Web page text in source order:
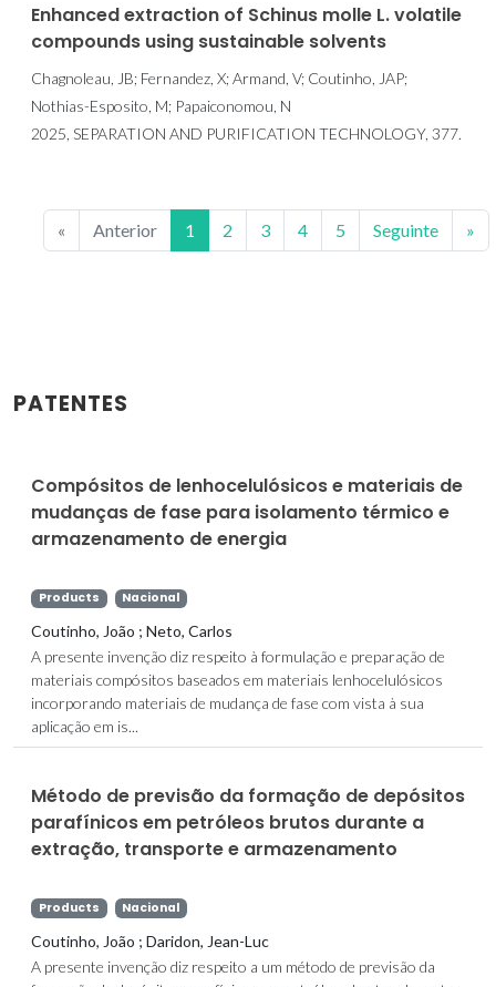
Enhanced extraction of Schinus molle L. volatile
compounds using sustainable solvents
Chagnoleau, JB; Fernandez, X; Armand, V; Coutinho, JAP;
Nothias-Esposito, M; Papaiconomou, N
2025, SEPARATION AND PURIFICATION TECHNOLOGY, 377.
« Anterior 1 2 3 4 5 Seguinte »
PATENTES
Compósitos de lenhocelulósicos e materiais de
mudanças de fase para isolamento térmico e
armazenamento de energia
Products Nacional
Coutinho, João ; Neto, Carlos
A presente invenção diz respeito à formulação e preparação de
materiais compósitos baseados em materiais lenhocelulósicos
incorporando materiais de mudança de fase com vista à sua
aplicação em is...
Método de previsão da formação de depósitos
parafínicos em petróleos brutos durante a
extração, transporte e armazenamento
Products Nacional
Coutinho, João ; Daridon, Jean-Luc
A presente invenção diz respeito a um método de previsão da